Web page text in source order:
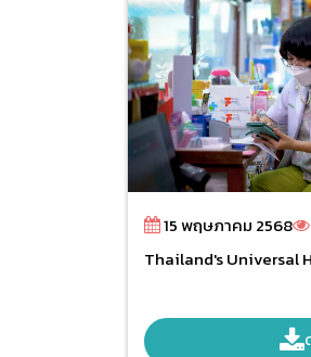
15 พฤษภาคม 2568
Thailand's Universal